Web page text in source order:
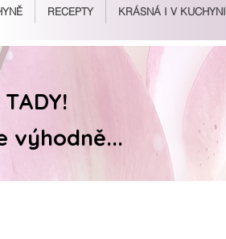
RECEPTY KRÁSNÁ I V KUCHYNI
výhodně...